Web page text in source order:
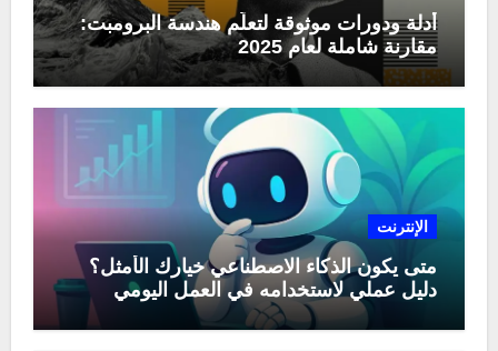
أدلة ودورات موثوقة لتعلّم هندسة البرومبت:
مقارنة شاملة لعام 2025
الإنترنت
متى يكون الذكاء الاصطناعي خيارك الأمثل؟
دليل عملي لاستخدامه في العمل اليومي